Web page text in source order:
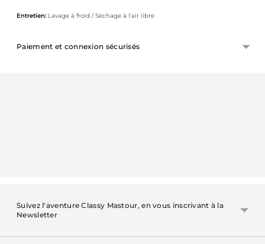
Entretien: Lavage à froid / Séchage à l'air libre
Paiement et connexion sécurisés
Suivez l'aventure Classy Mastour, en vous inscrivant à la
Newsletter